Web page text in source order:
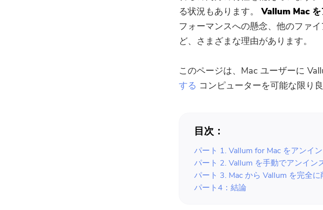
る状況もあります。Vallum Mac を
フォーマンスへの懸念、他のファ
ど、さまざまな理由があります。
このページは、Mac ユーザーに
する コンピューターを可能な限り
目次：
パート 1. Vallum for Mac をアンイ
パート 2. Vallum を手動でアンイン
パート 3. Mac から Vallum を完全
パート4：結論